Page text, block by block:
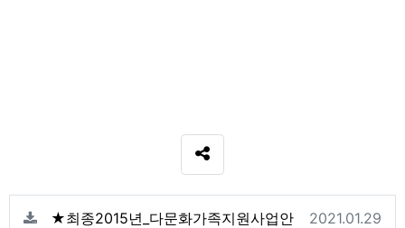
SNS 공유
관련자료
★최종2015년_다문화가족지원사업안
등록일
2021.01.29